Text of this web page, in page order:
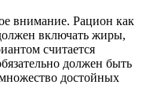
внимание. Рацион как
включать жиры,
считается
должен быть
достойных